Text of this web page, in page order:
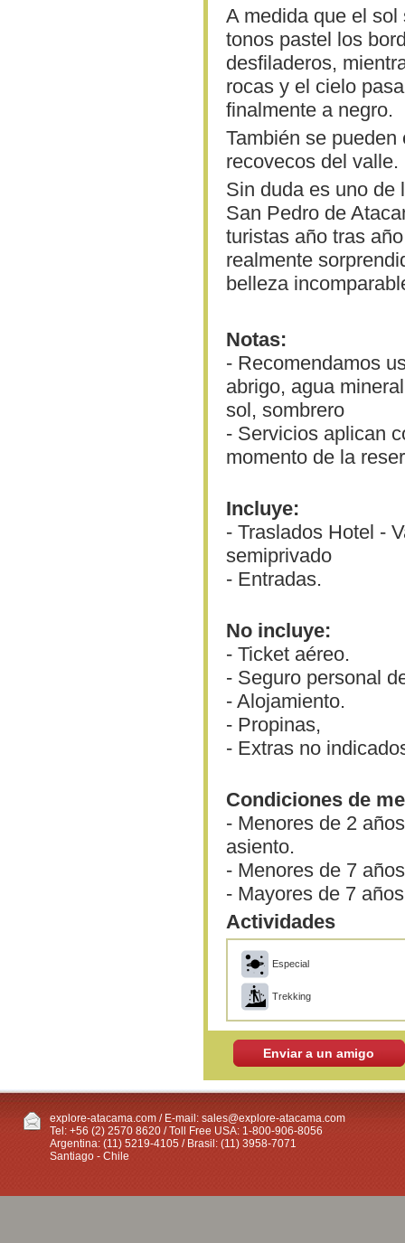
A medida que el
tonos pastel los
desfiladeros,
rocas y el cielo
finalmente a negro.
También se
recovecos del valle.
Sin duda es uno de
San Pedro de
turistas año tras
realmente
belleza
Notas:
- Recomendamos
abrigo, agua
sol, sombrero
- Servicios aplican
momento de la
Incluye:
- Traslados Hotel -
semiprivado
- Entradas.
No incluye:
- Ticket aéreo.
- Seguro personal
- Alojamiento.
- Propinas,
- Extras no
Condiciones de
- Menores de 2
asiento.
- Menores de 7
- Mayores de 7
Actividades
Especial
Trekking
Enviar a un amigo
explore-atacama.com / E-mail: sales@explore-atacama.com
Tel: +56 (2) 2570 8620 / Toll Free USA: 1-800-906-8056
Argentina: (11) 5219-4105 / Brasil: (11) 3958-7071
Santiago - Chile